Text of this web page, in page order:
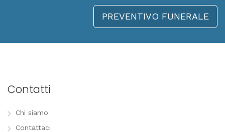
PREVENTIVO FUNERALE
Contatti
Chi siamo
Contattaci